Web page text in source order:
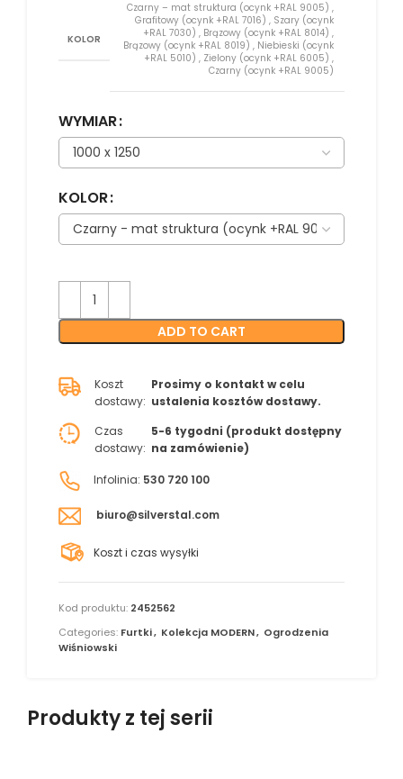
KOLOR
Czarny – mat struktura (ocynk +RAL 9005) ,
Grafitowy (ocynk +RAL 7016) , Szary (ocynk
+RAL 7030) , Brązowy (ocynk +RAL 8014) ,
Brązowy (ocynk +RAL 8019) , Niebieski (ocynk
+RAL 5010) , Zielony (ocynk +RAL 6005) ,
Czarny (ocynk +RAL 9005)
WYMIAR
KOLOR
ADD TO CART
Koszt
dostawy:
Prosimy o kontakt w celu
ustalenia kosztów dostawy.
Czas
dostawy:
5-6 tygodni (produkt dostępny
na zamówienie)
Infolinia: 530 720 100
biuro@silverstal.com
Koszt i czas wysyłki
Kod produktu: 2452562
Categories: Furtki, Kolekcja MODERN, Ogrodzenia
Wiśniowski
Produkty z tej serii